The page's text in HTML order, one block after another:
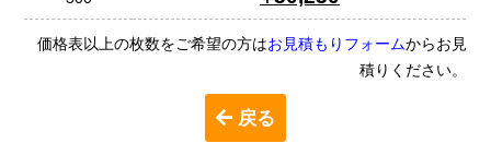
価格表以上の枚数をご希望の方はお見積もりフォームからお見
積りください。
戻る